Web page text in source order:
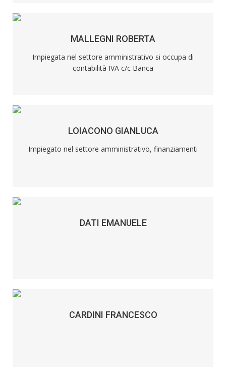
MALLEGNI ROBERTA
Impiegata nel settore amministrativo si occupa di
contabilità IVA c/c Banca
LOIACONO GIANLUCA
Impiegato nel settore amministrativo, finanziamenti
DATI EMANUELE
CARDINI FRANCESCO